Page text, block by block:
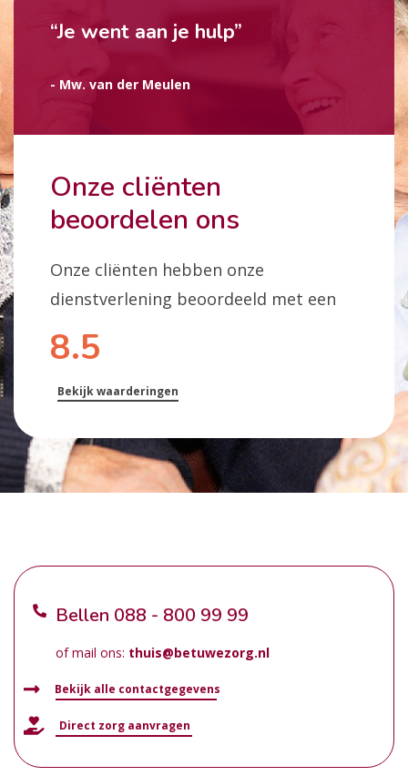
Onze cliënten
beoordelen ons
Onze cliënten hebben onze
dienstverlening beoordeeld met een
8.5
Bekijk waarderingen
“Je went aan je hulp”
- Mw. van der Meulen
Bellen 088 - 800 99 99
of mail ons: thuis@betuwezorg.nl
Bekijk alle contactgegevens
Direct zorg aanvragen